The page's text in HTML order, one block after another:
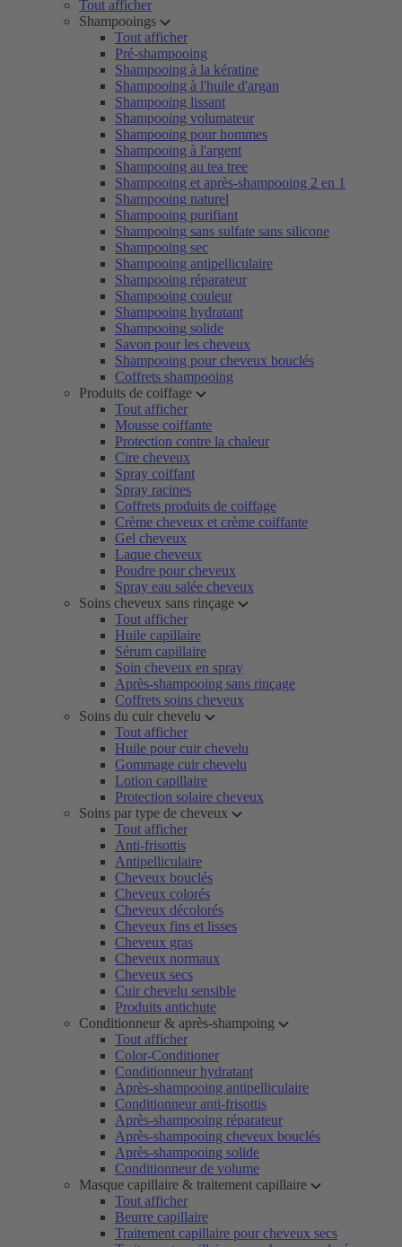
Tout afficher
Shampooings
Tout afficher
Pré-shampooing
Shampooing à la kératine
Shampooing à l'huile d'argan
Shampooing lissant
Shampooing volumateur
Shampooing pour hommes
Shampooing à l'argent
Shampooing au tea tree
Shampooing et après-shampooing 2 en 1
Shampooing naturel
Shampooing purifiant
Shampooing sans sulfate sans silicone
Shampooing sec
Shampooing antipelliculaire
Shampooing réparateur
Shampooing couleur
Shampooing hydratant
Shampooing solide
Savon pour les cheveux
Shampooing pour cheveux bouclés
Coffrets shampooing
Produits de coiffage
Tout afficher
Mousse coiffante
Protection contre la chaleur
Cire cheveux
Spray coiffant
Spray racines
Coffrets produits de coiffage
Crème cheveux et crème coiffante
Gel cheveux
Laque cheveux
Poudre pour cheveux
Spray eau salée cheveux
Soins cheveux sans rinçage
Tout afficher
Huile capillaire
Sérum capillaire
Soin cheveux en spray
Après-shampooing sans rinçage
Coffrets soins cheveux
Soins du cuir chevelu
Tout afficher
Huile pour cuir chevelu
Gommage cuir chevelu
Lotion capillaire
Protection solaire cheveux
Soins par type de cheveux
Tout afficher
Anti-frisottis
Antipelliculaire
Cheveux bouclés
Cheveux colorés
Cheveux décolorés
Cheveux fins et lisses
Cheveux gras
Cheveux normaux
Cheveux secs
Cuir chevelu sensible
Produits antichute
Conditionneur & après-shampoing
Tout afficher
Color-Conditioner
Conditionneur hydratant
Après-shampooing antipelliculaire
Conditionneur anti-frisottis
Après-shampooing réparateur
Après-shampooing cheveux bouclés
Après-shampooing solide
Conditionneur de volume
Masque capillaire & traitement capillaire
Tout afficher
Beurre capillaire
Traitement capillaire pour cheveux secs